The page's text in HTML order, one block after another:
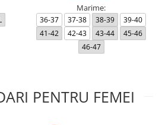
Marime:
36-37 37-38 38-39
39-40
41-42
42-43 43-44
45-46
46-47
PENTRU FEMEI